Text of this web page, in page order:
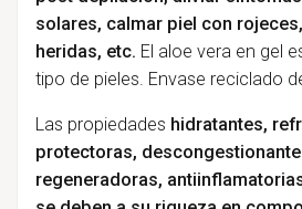
solares, calmar piel con
heridas, etc. El aloe vera en gel
tipo de pieles. Envase reciclado
Las propiedades hidratantes,
protectoras,
regeneradoras,